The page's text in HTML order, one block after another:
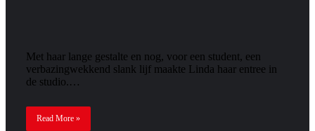
Met haar lange gestalte en nog, voor een student, een
verbazingwekkend slank lijf maakte Linda haar entree in
de studio.…
Read More »